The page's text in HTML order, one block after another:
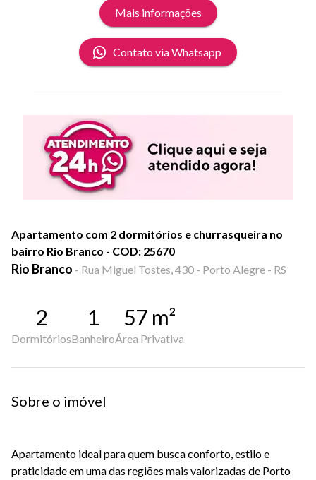
Mais informações
Contato via Whatsapp
Apartamento com 2 dormitórios e churrasqueira no
bairro Rio Branco - COD: 25670
Rio Branco - Rua Miguel Tostes, 430 - Porto Alegre - RS
2
Dormitórios
1
Banheiro
57 m²
Área Privativa
Sobre o imóvel
Apartamento ideal para quem busca conforto, estilo e
praticidade em uma das regiões mais valorizadas de Porto